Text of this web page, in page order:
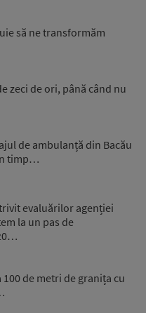
să ne transformăm
zeci de ori, până când nu
de ambulanță din Bacău
timp…
evaluărilor agenției
la un pas de
de metri de granița cu